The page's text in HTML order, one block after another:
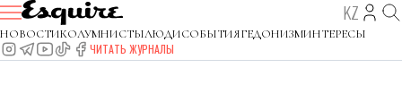
KZ
НОВОСТИКОЛУМНИСТЫЛЮДИСОБЫТИЯГЕДОНИЗМИНТЕРЕСЫ
ЧИТАТЬ ЖУРНАЛЫ